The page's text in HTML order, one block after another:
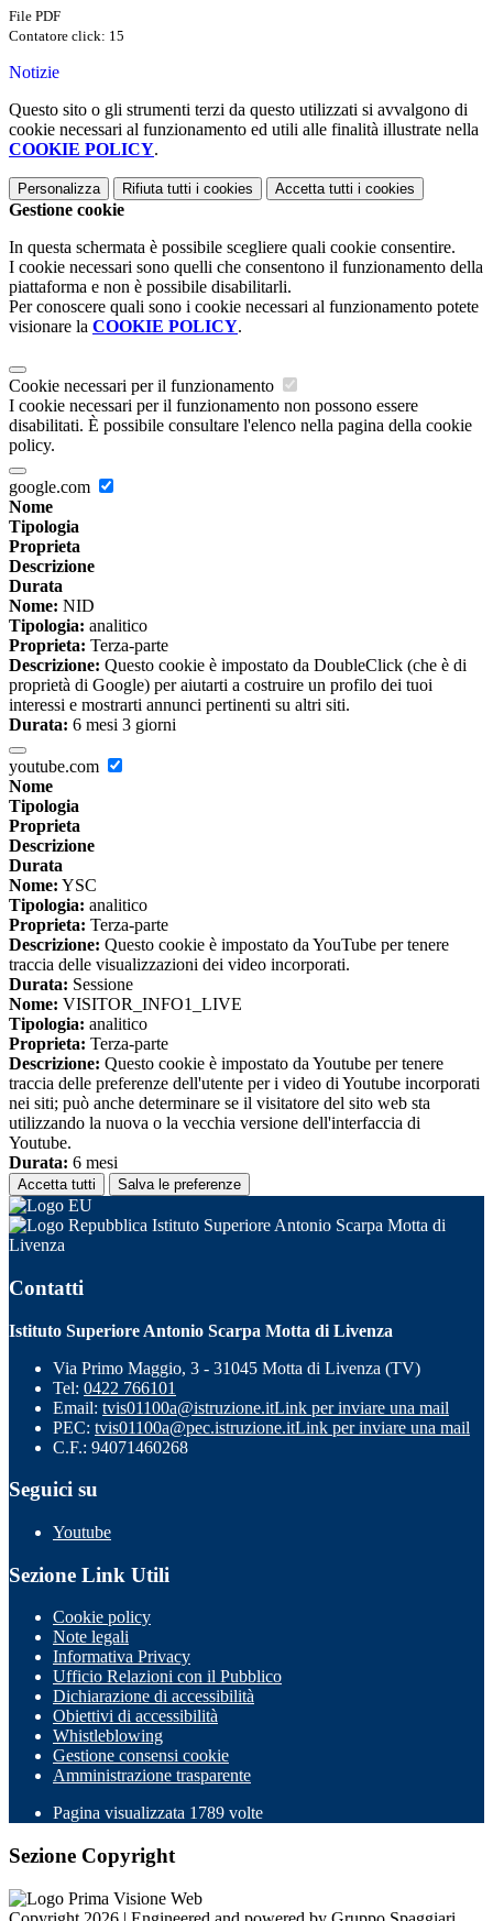
File PDF
Contatore click: 15
Notizie
Questo sito o gli strumenti terzi da questo utilizzati si avvalgono di
cookie necessari al funzionamento ed utili alle finalità illustrate nella
COOKIE POLICY.
Personalizza Rifiuta tutti i cookies Accetta tutti i cookies
Gestione cookie
In questa schermata è possibile scegliere quali cookie consentire.
I cookie necessari sono quelli che consentono il funzionamento della
piattaforma e non è possibile disabilitarli.
Per conoscere quali sono i cookie necessari al funzionamento potete
visionare la COOKIE POLICY.
Cookie necessari per il funzionamento
I cookie necessari per il funzionamento non possono essere
disabilitati. È possibile consultare l'elenco nella pagina della cookie
policy.
google.com
Nome
Tipologia
Proprieta
Descrizione
Durata
Nome: NID
Tipologia: analitico
Proprieta: Terza-parte
Descrizione: Questo cookie è impostato da DoubleClick (che è di
proprietà di Google) per aiutarti a costruire un profilo dei tuoi
interessi e mostrarti annunci pertinenti su altri siti.
Durata: 6 mesi 3 giorni
youtube.com
Nome
Tipologia
Proprieta
Descrizione
Durata
Nome: YSC
Tipologia: analitico
Proprieta: Terza-parte
Descrizione: Questo cookie è impostato da YouTube per tenere
traccia delle visualizzazioni dei video incorporati.
Durata: Sessione
Nome: VISITOR_INFO1_LIVE
Tipologia: analitico
Proprieta: Terza-parte
Descrizione: Questo cookie è impostato da Youtube per tenere
traccia delle preferenze dell'utente per i video di Youtube incorporati
nei siti; può anche determinare se il visitatore del sito web sta
utilizzando la nuova o la vecchia versione dell'interfaccia di
Youtube.
Durata: 6 mesi
Accetta tutti Salva le preferenze
Istituto Superiore Antonio Scarpa Motta di
Livenza
Contatti
Istituto Superiore Antonio Scarpa Motta di Livenza
Via Primo Maggio, 3 - 31045 Motta di Livenza (TV)
Tel: 0422 766101
Email: tvis01100a@istruzione.itLink per inviare una mail
PEC: tvis01100a@pec.istruzione.itLink per inviare una mail
C.F.: 94071460268
Seguici su
Youtube
Sezione Link Utili
Cookie policy
Note legali
Informativa Privacy
Ufficio Relazioni con il Pubblico
Dichiarazione di accessibilità
Obiettivi di accessibilità
Whistleblowing
Gestione consensi cookie
Amministrazione trasparente
Pagina visualizzata 1789 volte
Sezione Copyright